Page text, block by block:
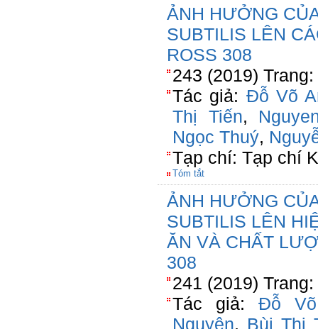
ẢNH HƯỞNG
SUBTILIS LÊN
ROSS 308
243 (2019)
Tác giả: Đỗ Võ
Thị Tiến,
Ngọc Thuý,
Tạp chí: Tạp chí
Tóm tắt
ẢNH HƯỞNG
SUBTILIS LÊN
ĂN VÀ CHẤT
308
241 (2019)
Tác giả: Đỗ
Nguyên, Bùi Thị